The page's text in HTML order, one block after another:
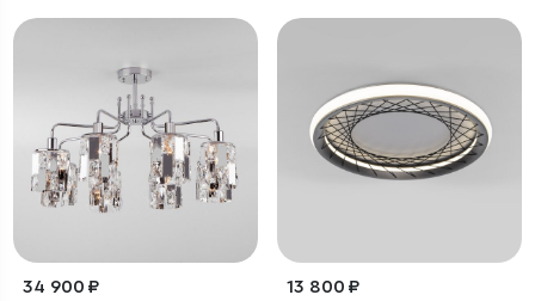
34 900 ₽ 13 800 ₽